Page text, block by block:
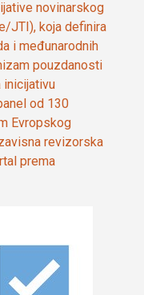
novinarskog
JTI), koja definira
i međunarodnih
pouzdanosti
inicijativu
od 130
Evropskog
revizorska
prema